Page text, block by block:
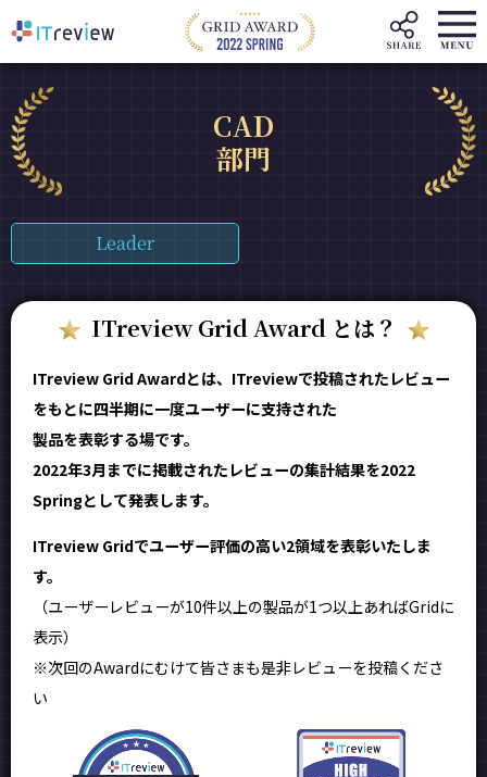
CAD
部門
Leader
ITreview Grid Award とは？
ITreview Grid Awardとは、ITreviewで投稿されたレビュー
をもとに四半期に一度ユーザーに支持された
製品を表彰する場です。
2022年3月までに掲載されたレビューの集計結果を2022
Springとして発表します。
ITreview Gridでユーザー評価の高い2領域を表彰いたしま
す。
（ユーザーレビューが10件以上の製品が1つ以上あればGridに
表示）
※次回のAwardにむけて皆さまも是非レビューを投稿くださ
い